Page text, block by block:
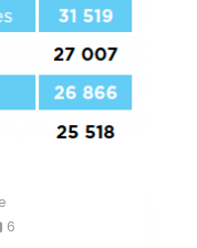
on
Découvrez
6